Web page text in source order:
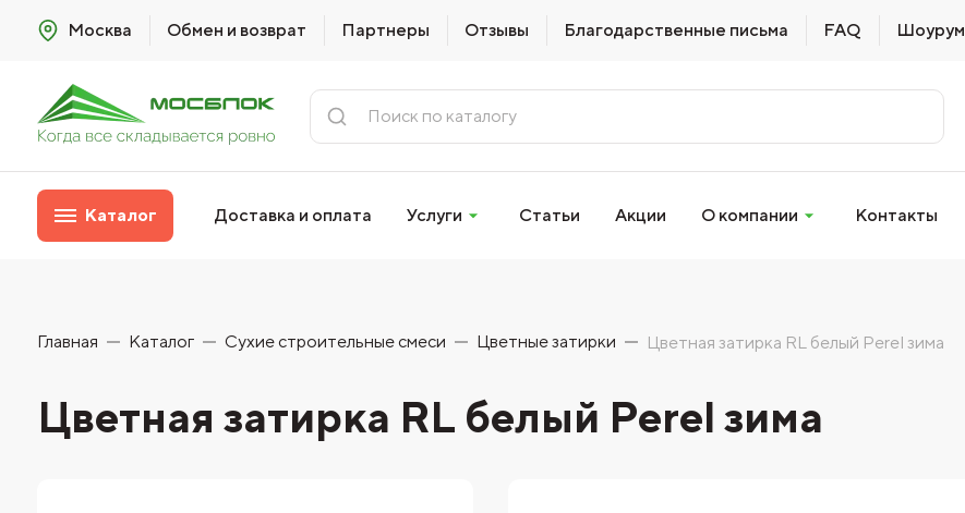
Москва Обмен и возврат Партнеры Отзывы Благодарственные письма FAQ Шоурум
Каталог Доставка и оплата Услуги Статьи Акции О компании Контакты
Главная Каталог Сухие строительные смеси Цветные затирки Цветная затирка RL белый Perel зима
Цветная затирка RL белый Perel зима